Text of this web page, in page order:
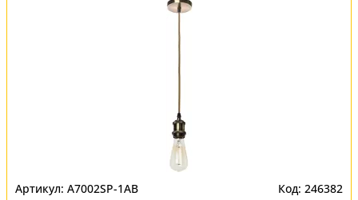
A7002SP-1AB 246382